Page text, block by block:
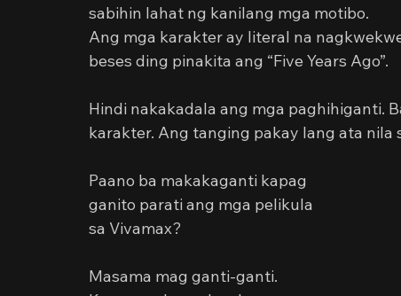
sabihin lahat ng kanilang mga motibo.
Ang mga karakter ay literal na
beses ding pinakita ang “Five Years Ago”.
Hindi nakakadala ang mga paghihiganti.
karakter. Ang tanging pakay lang ata nila
Paano ba makakaganti kapag
ganito parati ang mga pelikula
sa Vivamax?
Masama mag ganti-ganti.